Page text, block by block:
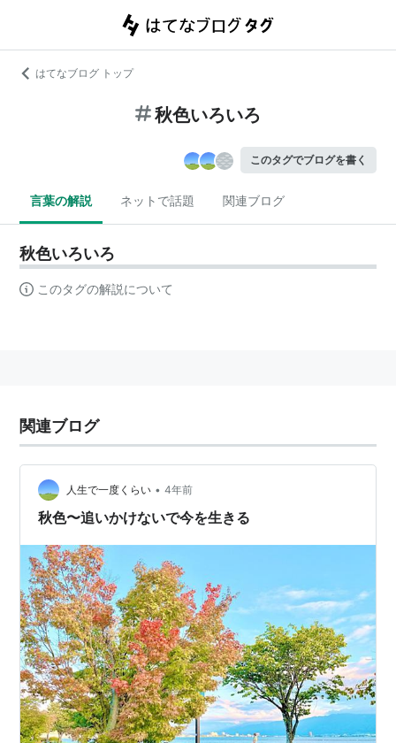
はてなブログ トップ
秋色いろいろ
このタグでブログを書く
言葉の解説 ネットで話題 関連ブログ
秋色いろいろ
このタグの解説について
関連ブログ
人生で一度くらい • 4年前
秋色〜追いかけないで今を生きる